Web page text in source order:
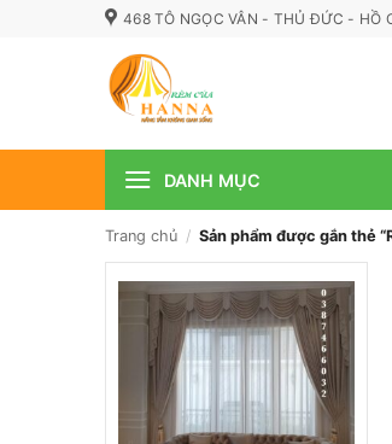
468 TÔ NGỌC VÂN - THỦ ĐỨC - HỒ
DANH MỤC
Trang chủ / Sản phẩm được gắn thẻ